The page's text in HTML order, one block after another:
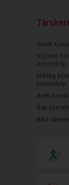
Halak
Vízöntő
horoszkóp
Mérleg
horoszkóp
Ikrek
Bak
Bika